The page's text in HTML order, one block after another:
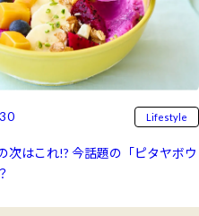
Lifestyle
次はこれ!? 今話題の「ピタヤボウ